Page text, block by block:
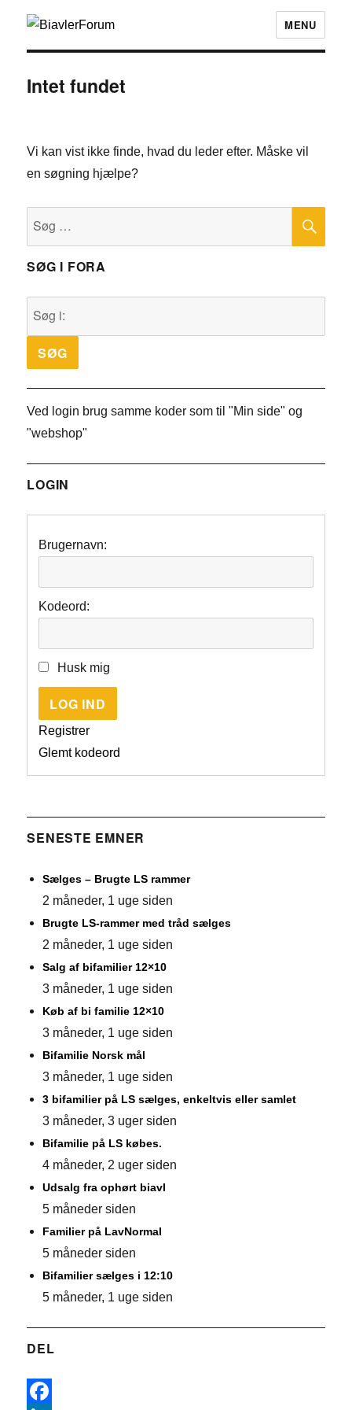
MENU
Intet fundet
Vi kan vist ikke finde, hvad du leder efter. Måske vil
en søgning hjælpe?
SØG I FORA
Ved login brug samme koder som til "Min side" og
"webshop"
LOGIN
Brugernavn:
Kodeord:
Husk mig
LOG IND
Registrer
Glemt kodeord
SENESTE EMNER
Sælges – Brugte LS rammer
2 måneder, 1 uge siden
Brugte LS-rammer med tråd sælges
2 måneder, 1 uge siden
Salg af bifamilier 12×10
3 måneder, 1 uge siden
Køb af bi familie 12×10
3 måneder, 1 uge siden
Bifamilie Norsk mål
3 måneder, 1 uge siden
3 bifamilier på LS sælges, enkeltvis eller samlet
3 måneder, 3 uger siden
Bifamilie på LS købes.
4 måneder, 2 uger siden
Udsalg fra ophørt biavl
5 måneder siden
Familier på LavNormal
5 måneder siden
Bifamilier sælges i 12:10
5 måneder, 1 uge siden
DEL